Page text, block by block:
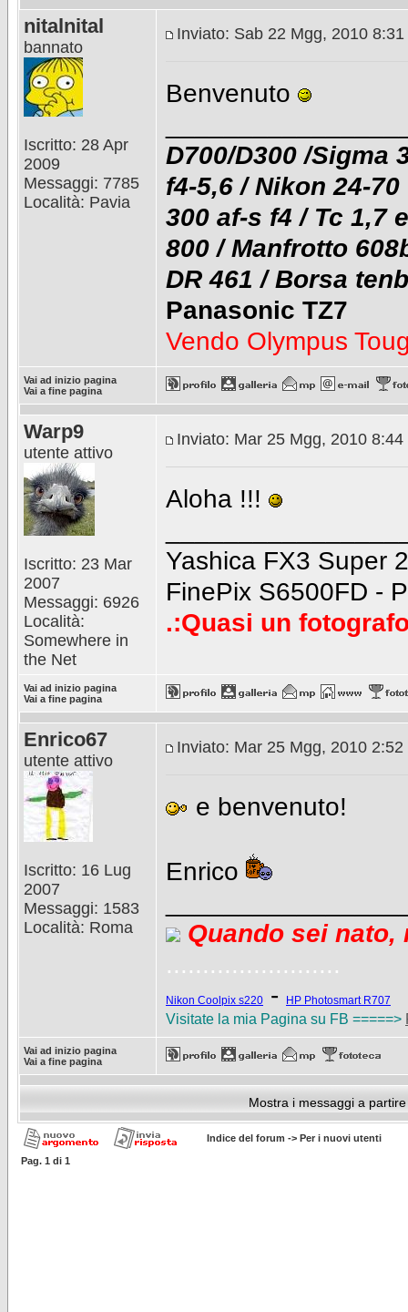
nitalnital
bannato
Iscritto: 28 Apr
2009
Messaggi: 7785
Località: Pavia
Inviato: Sab 22 Mgg, 2010 8:31
Benvenuto
D700/D300 /Sigma
f4-5,6 / Nikon 24-
300 af-s f4 / Tc 1,7
800 / Manfrotto
DR 461 / Borsa
Panasonic TZ7
Vendo Olympus
Vai ad inizio pagina
Vai a fine pagina
Warp9
utente attivo
Iscritto: 23 Mar
2007
Messaggi: 6926
Località:
Somewhere in
the Net
Inviato: Mar 25 Mgg, 2010 8:44
Aloha !!!
Yashica FX3 Super
FinePix S6500FD -
.:Quasi un
Vai ad inizio pagina
Vai a fine pagina
Enrico67
utente attivo
Iscritto: 16 Lug
2007
Messaggi: 1583
Località: Roma
Inviato: Mar 25 Mgg, 2010 2:52
e benvenuto!
Enrico
Quando sei
........................
Nikon Coolpix s220 - HP Photosmart R707
Visitate la mia Pagina su FB =====>
Vai ad inizio pagina
Vai a fine pagina
Mostra i messaggi a
Indice del forum -> Per i nuovi utenti
Pag. 1 di 1